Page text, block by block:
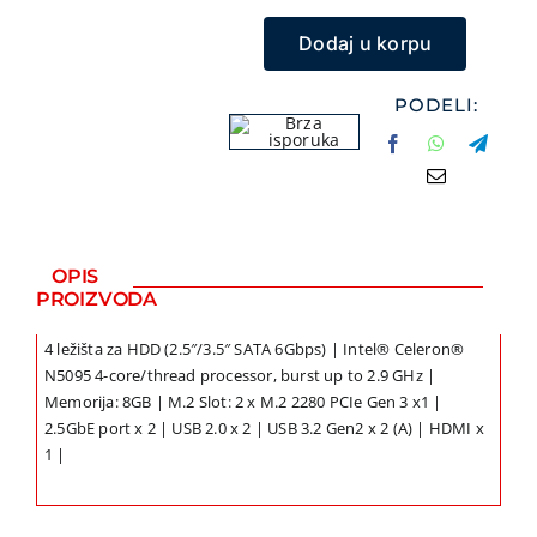
MOBILNI I
VIDEO NADZOR I
GPS NAVIGACIJE
MALI KUĆNI
NEGA LICA I
SVE ZA KUĆU
ŠKOLSKI PRIBOR
BICIKLE I FITNES
ALAT I BAŠTA
TS-
464-
8G
NAS
Storage
količina
Dodaj u korpu
PODELI:
OPIS
PROIZVODA
4 ležišta za HDD (2.5″/3.5″ SATA 6Gbps) | Intel® Celeron®
N5095 4-core/thread processor, burst up to 2.9 GHz |
Memorija: 8GB | M.2 Slot: 2 x M.2 2280 PCIe Gen 3 x1 |
2.5GbE port x 2 | USB 2.0 x 2 | USB 3.2 Gen2 x 2 (A) | HDMI x
1 |